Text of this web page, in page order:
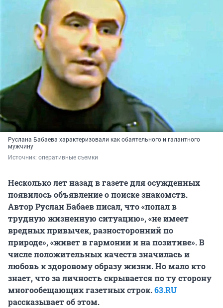
Руслана Бабаева характеризовали как обаятельного и галантного
мужчину
Источник: оперативные съемки
Несколько лет назад в газете для осужденных
появилось объявление о поиске знакомств.
Автор Руслан Бабаев писал, что «попал в
трудную жизненную ситуацию», «не имеет
вредных привычек, разносторонний по
природе», «живет в гармонии и на позитиве». В
числе положительных качеств значилась и
любовь к здоровому образу жизни. Но мало кто
знает, что за личность скрывается по ту сторону
многообещающих газетных строк.63.RU
рассказывает об этом.